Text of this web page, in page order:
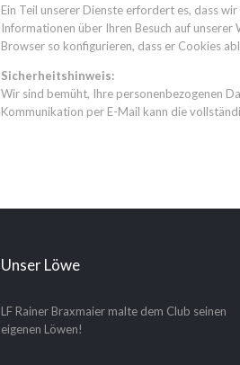
Ein Teil unserer Dienste erfordert es, dass
Informationen über Ihren Besuch auf
Browser so konfigurieren, dass er Cookies
Sicherheitshinweis:
Wir sind bemüht, Ihre personenbezogenen
Kommunikation per E-Mail kann die
Unser Löwe
LF Rainer Braxmaier malte dem Club seinen
eigenen Löwen!